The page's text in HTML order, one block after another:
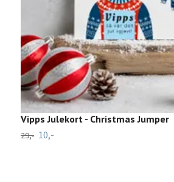
Vipps Julekort - Christmas Jumper
29,- 10,-